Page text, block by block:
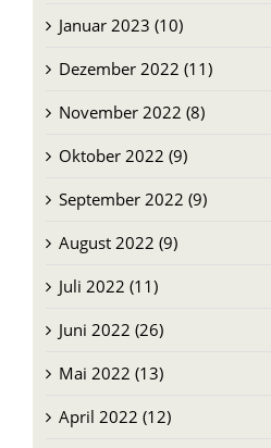
Dezember 2022 (11)
November 2022 (8)
Oktober 2022 (9)
September 2022 (9)
August 2022 (9)
Juli 2022 (11)
Juni 2022 (26)
Mai 2022 (13)
April 2022 (12)
März 2022 (10)